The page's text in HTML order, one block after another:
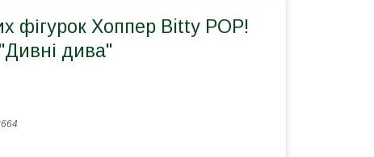
фігурок Хоппер Bitty POP!
дива"